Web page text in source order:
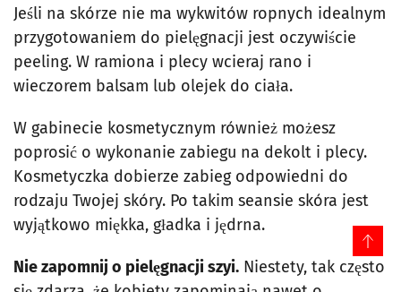
Jeśli na skórze nie ma wykwitów ropnych idealnym
przygotowaniem do pielęgnacji jest oczywiście
peeling. W ramiona i plecy wcieraj rano i
wieczorem balsam lub olejek do ciała.
W gabinecie kosmetycznym również możesz
poprosić o wykonanie zabiegu na dekolt i plecy.
Kosmetyczka dobierze zabieg odpowiedni do
rodzaju Twojej skóry. Po takim seansie skóra jest
wyjątkowo miękka, gładka i jędrna.
Nie zapomnij o pielęgnacji szyi. Niestety, tak często